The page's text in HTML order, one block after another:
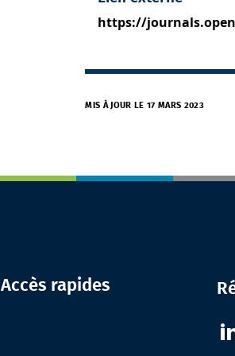
https://
MIS À JOUR LE 17 MARS 2023
Accès rapides